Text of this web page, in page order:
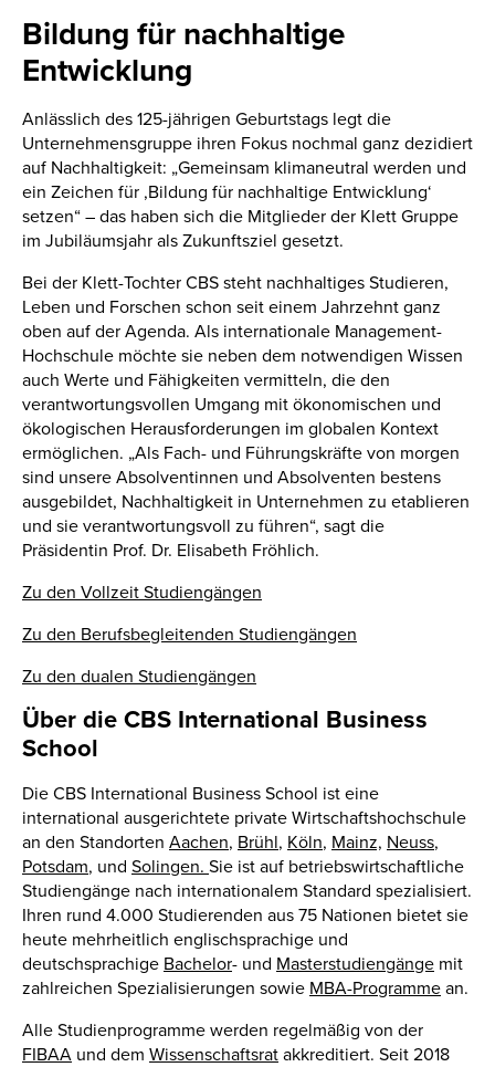
Bildung für nachhaltige
Entwicklung
Anlässlich des 125-jährigen Geburtstags legt die
Unternehmensgruppe ihren Fokus nochmal ganz dezidiert
auf Nachhaltigkeit: „Gemeinsam klimaneutral werden und
ein Zeichen für ‚Bildung für nachhaltige Entwicklung‘
setzen“ – das haben sich die Mitglieder der Klett Gruppe
im Jubiläumsjahr als Zukunftsziel gesetzt.
Bei der Klett-Tochter CBS steht nachhaltiges Studieren,
Leben und Forschen schon seit einem Jahrzehnt ganz
oben auf der Agenda. Als internationale Management-
Hochschule möchte sie neben dem notwendigen Wissen
auch Werte und Fähigkeiten vermitteln, die den
verantwortungsvollen Umgang mit ökonomischen und
ökologischen Herausforderungen im globalen Kontext
ermöglichen. „Als Fach- und Führungskräfte von morgen
sind unsere Absolventinnen und Absolventen bestens
ausgebildet, Nachhaltigkeit in Unternehmen zu etablieren
und sie verantwortungsvoll zu führen“, sagt die
Präsidentin Prof. Dr. Elisabeth Fröhlich.
Zu den Vollzeit Studiengängen
Zu den Berufsbegleitenden Studiengängen
Zu den dualen Studiengängen
Über die CBS International Business
School
Die CBS International Business School ist eine
international ausgerichtete private Wirtschaftshochschule
an den Standorten Aachen, Brühl, Köln, Mainz, Neuss,
Potsdam, und Solingen. Sie ist auf betriebswirtschaftliche
Studiengänge nach internationalem Standard spezialisiert.
Ihren rund 4.000 Studierenden aus 75 Nationen bietet sie
heute mehrheitlich englischsprachige und
deutschsprachige Bachelor- und Masterstudiengänge mit
zahlreichen Spezialisierungen sowie MBA-Programme an.
Alle Studienprogramme werden regelmäßig von der
FIBAA und dem Wissenschaftsrat akkreditiert. Seit 2018